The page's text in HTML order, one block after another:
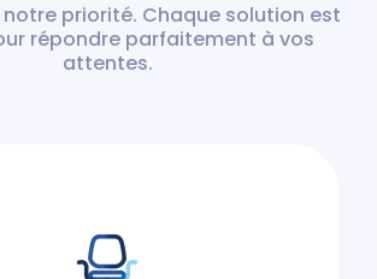
priorité. Chaque solution est
répondre parfaitement à vos
attentes.